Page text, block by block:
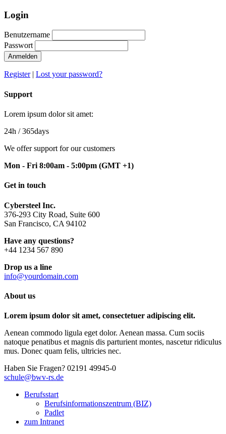
Login
Benutzername
Passwort
Anmelden
Register| Lost your password?
Support
Lorem ipsum dolor sit amet:
24h / 365days
We offer support for our customers
Mon - Fri 8:00am - 5:00pm (GMT +1)
Get in touch
Cybersteel Inc.
376-293 City Road, Suite 600
San Francisco, CA 94102
Have any questions?
+44 1234 567 890
Drop us a line
info@yourdomain.com
About us
Lorem ipsum dolor sit amet, consectetuer adipiscing elit.
Aenean commodo ligula eget dolor. Aenean massa. Cum sociis
natoque penatibus et magnis dis parturient montes, nascetur ridiculus
mus. Donec quam felis, ultricies nec.
Haben Sie Fragen? 02191 49945-0
schule@bwv-rs.de
Berufsstart
Berufsinformationszentrum (BIZ)
Padlet
zum Intranet